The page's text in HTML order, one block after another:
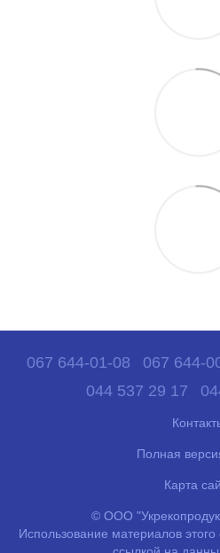
067 644-01-08 067 644-
044 537 29 17
Полная
Карта
© ООО
Использование материалов